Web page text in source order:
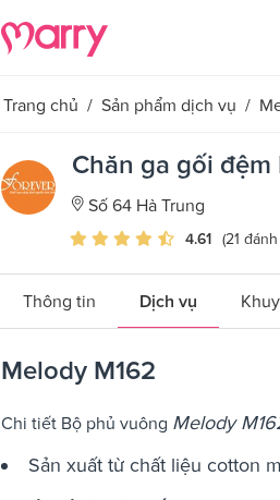
Trang chủ / Sản phẩm dịch vụ /
Chăn ga gối đệm
Số 64 Hà Trung
4.61 (21
Thông tin Dịch vụ
Melody M162
Chi tiết Bộ phủ vuông Melody
Sản xuất từ chất liệu cotton